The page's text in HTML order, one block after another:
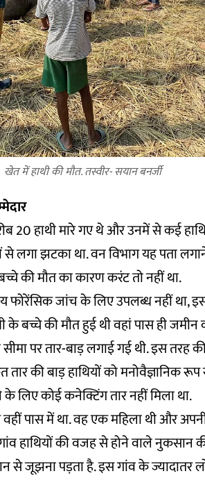
खेत में हाथी की मौत. तस्वीर- सयान बनर्जी
20 हाथी मारे गए थे और उनमें से कई
लगा झटका था. वन विभाग यह पता
की मौत का कारण करंट तो नहीं था.
फोरेंसिक जांच के लिए उपलब्ध नहीं था,
के बच्चे की मौत हुई थी वहां पास ही
पर तार-बाड़ लगाई गई थी. इस तरह
तार की बाड़ हाथियों को मनोवैज्ञानिक
लिए कोई कनेक्टिंग तार नहीं मिला था.
पास में था. वह एक महिला थी और
हाथियों की वजह से होने वाले नुकसान
से जूझना पड़ता है. इस गांव के ज्यादातर